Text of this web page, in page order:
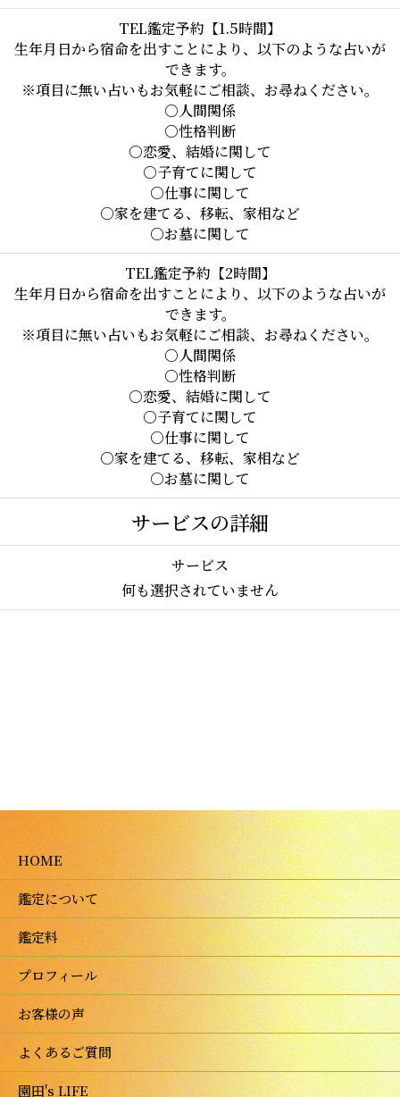
TEL鑑定予約【1.5時間】
生年月日から宿命を出すことにより、以下のような占いが
できます。
※項目に無い占いもお気軽にご相談、お尋ねください。
○人間関係
○性格判断
○恋愛、結婚に関して
○子育てに関して
○仕事に関して
○家を建てる、移転、家相など
○お墓に関して
TEL鑑定予約【2時間】
生年月日から宿命を出すことにより、以下のような占いが
できます。
※項目に無い占いもお気軽にご相談、お尋ねください。
○人間関係
○性格判断
○恋愛、結婚に関して
○子育てに関して
○仕事に関して
○家を建てる、移転、家相など
○お墓に関して
サービスの詳細
サービス
何も選択されていません
HOME
鑑定について
鑑定料
プロフィール
お客様の声
よくあるご質問
園田's LIFE